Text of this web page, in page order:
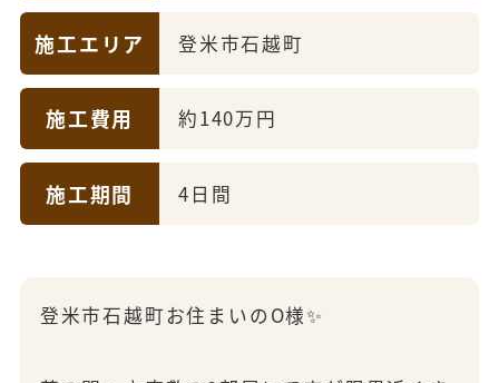
施工エリア 登米市石越町
施工費用 約140万円
施工期間 4日間
登米市石越町お住まいのO様✨